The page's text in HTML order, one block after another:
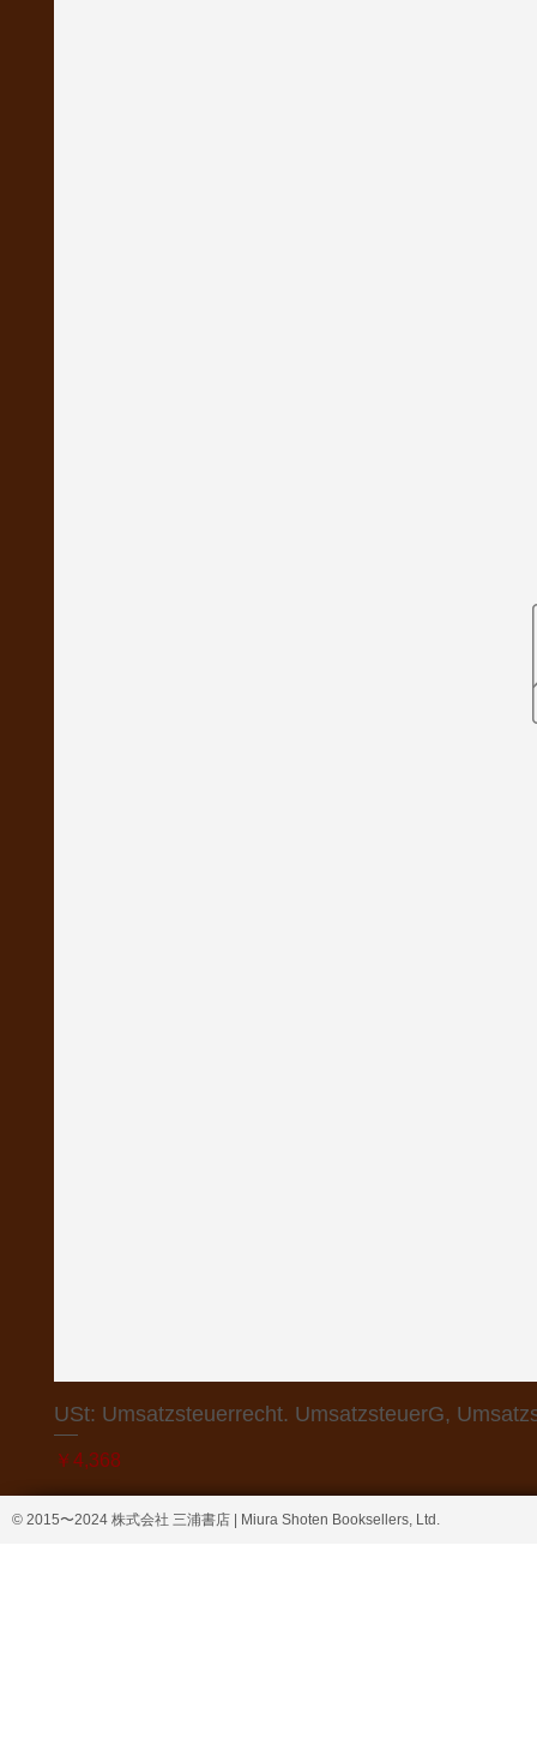
USt: Umsatzsteuerrecht. UmsatzsteuerG,
価格
￥4,368
© 2015〜2024 株式会社 三浦書店 | Miura Shoten Booksellers, Ltd.